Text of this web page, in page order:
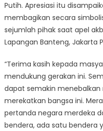
Putih. Apresiasi itu
membagikan secara
sejumlah pihak saat apel
Lapangan Banteng, Jakarta
“Terima kasih kepada
mendukung gerakan ini.
dapat semakin menebalkan
merekatkan bangsa ini.
pertanda negara merdeka
bendera, ada satu bendera